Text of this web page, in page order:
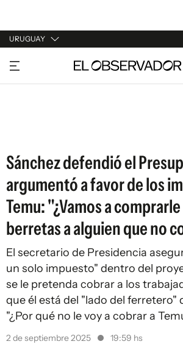
URUGUAY
URUGUAY
ARGENTINA
Sánchez defendió el
argumentó a favor de los
Temu: "¿Vamos a
berretas a alguien que no
El secretario de Presidencia
un solo impuesto" dentro del
se le pretenda cobrar a los
que él está del "lado del ferretero"
"¿Por qué no le voy a cobrar a
2 de septiembre 2025 19:59 hs